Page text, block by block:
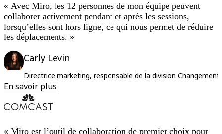
« Miro est l’outil de collaboration de premier choix pour
« Avec Miro, les 12 personnes de mon équipe peuvent
collaborer activement pendant et après les sessions,
lorsqu’elles sont hors ligne, ce qui nous permet de réduire
les déplacements. »
Carly Levin
Directrice marketing, responsable de la division
En savoir plus